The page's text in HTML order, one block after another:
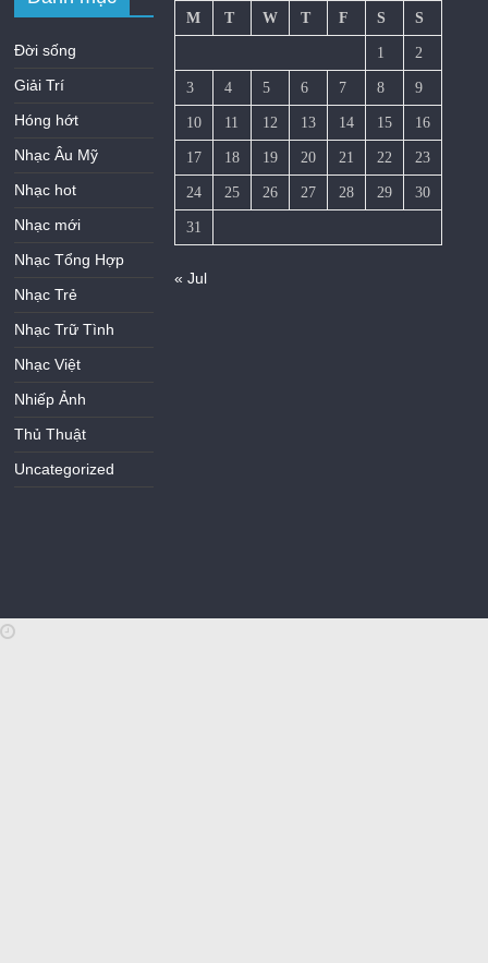
Đời sống
Giải Trí
Hóng hớt
Nhạc Âu Mỹ
Nhạc hot
Nhạc mới
Nhạc Tổng Hợp
Nhạc Trẻ
Nhạc Trữ Tình
Nhạc Việt
Nhiếp Ảnh
Thủ Thuật
Uncategorized
M
T W T F S S
1 2
3 4 5 6 7 8 9
10 11 12 13 14 15 16
17 18 19 20 21 22 23
24 25 26 27 28 29 30
31
« Jul